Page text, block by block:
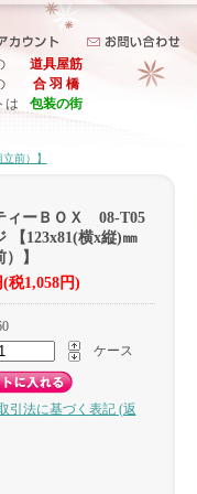
道具屋筋
合 羽 橋
は
包装の街
前）】
ィーＢＯＸ 08-T05
【123x81(横x縦)㎜
】
税1,058円)
ケース
引法に基づく表記 (返